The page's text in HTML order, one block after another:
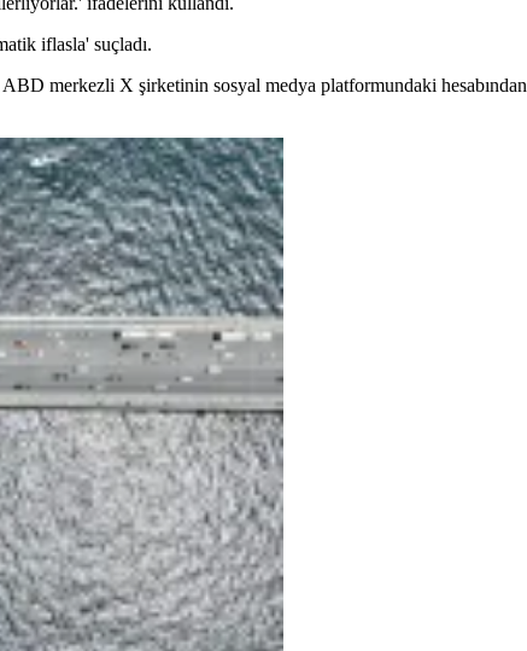
iflasla' suçladı.
merkezli X şirketinin sosyal medya platformundaki hesabından